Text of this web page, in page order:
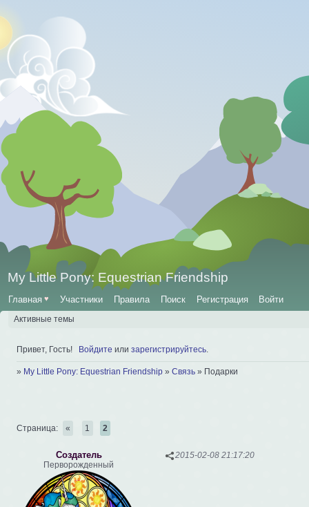
My Little Pony: Equestrian Friendship
Главная ♥ Участники Правила Поиск Регистрация Войти
Активные темы
Привет, Гость! Войдите или зарегистрируйтесь
» My Little Pony: Equestrian Friendship » Связь » Подарки
Страница: « 1 2
2015-02-08 21:17:20
Создатель
Перворожденный